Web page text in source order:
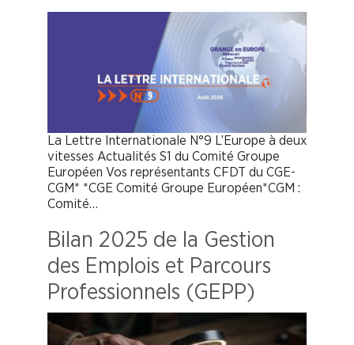
La Lettre Internationale N°9 L’Europe à deux
vitesses Actualités S1 du Comité Groupe
Européen Vos représentants CFDT du CGE-
CGM* *CGE Comité Groupe Européen*CGM :
Comité…
Bilan 2025 de la Gestion
des Emplois et Parcours
Professionnels (GEPP)